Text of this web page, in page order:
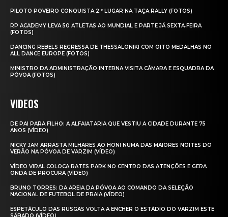
PILOTO POVEIRO CONQUISTA 2.º LUGAR NA TAÇA RALLY (FOTOS)
RP ACADEMY LEVA 50 ATLETAS AO MUNDIAL E PARTE JÁ SEXTA‑FEIRA
(FOTOS)
DANCING REBELS REGRESSA DE THESSALONIKI COM OITO MEDALHAS NO
ALL DANCE EUROPE (FOTOS)
MINISTRO DA ADMINISTRAÇÃO INTERNA VISITA CÂMARA E ESQUADRA DA
PÓVOA (FOTOS)
VIDEOS
DE PAI PARA FILHO: A ALFAIATARIA QUE VESTIU A CIDADE DURANTE 75
ANOS (VÍDEO)
NICKY JAM ARRASTA MILHARES AO HONI NUMA DAS MAIORES NOITES DO
VERÃO NA PÓVOA DE VARZIM (VÍDEO)
VÍDEO VIRAL COLOCA RATES PARK NO CENTRO DAS ATENÇÕES E GERA
ONDA DE PROCURA (VÍDEO)
BRUNO TORRES: DA AREIA DA PÓVOA AO COMANDO DA SELEÇÃO
NACIONAL DE FUTEBOL DE PRAIA (VÍDEO)
ESPETÁCULO DAS RUSGAS VOLTA A ENCHER O ESTÁDIO DO VARZIM ESTE
SÁBADO (VÍDEO)